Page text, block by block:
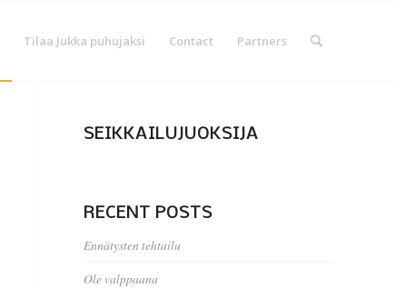
Tilaa Jukka puhujaksi Contact Partners
SEIKKAILUJUOKSIJA
RECENT POSTS
Ennätysten tehtailu
Ole valppaana